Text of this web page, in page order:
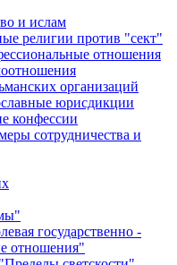
и ислам
религии против "сект"
отношения
организаций
юрисдикции
конфессии
сотрудничества и
государственно -
отношения"